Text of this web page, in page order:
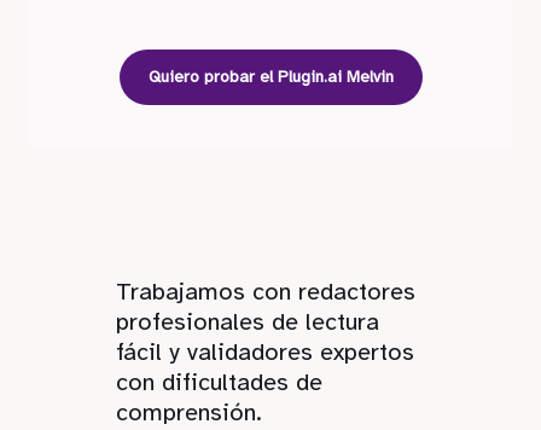
Quiero probar el Plugin.ai Melvin
Trabajamos con redactores
profesionales de lectura
fácil y validadores expertos
con dificultades de
comprensión.